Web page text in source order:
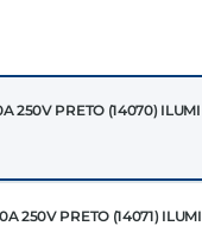
250V PRETO (14070) ILUMI
250V PRETO (14071) ILUMI